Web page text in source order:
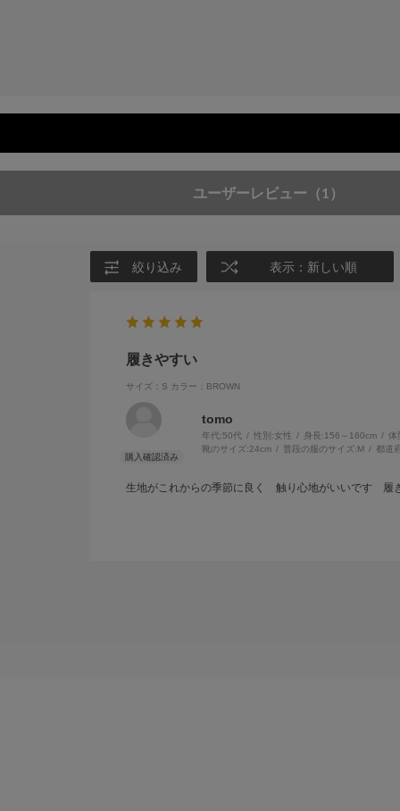
ユーザーレビュー （1）
絞り込み 表示：新しい順
履きやすい
サイズ：S カラー：BROWN
tomo
年代:50代 性別:女性 身長:156～160cm
体
靴のサイズ:24cm 普段の服のサイズ:M 都道
生地がこれからの季節に良く 触り心地がいいです 履